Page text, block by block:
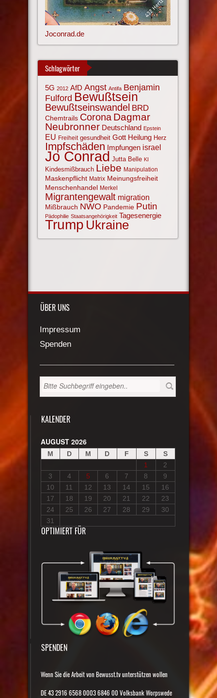
Joconrad.de
Schlagwörter
5G 2012 AfD Angst Antifa Benjamin
Fulford Bewußtsein
Bewußtseinswandel BRD
Chemtrails Corona Dagmar
Neubronner Deutschland Epstein
EU Freiheit gesundheit Gott Heilung Herz
Impfschäden Impfungen israel
Jo Conrad Jutta Belle KI
Kindesmißbrauch Liebe Manipulation
Maskenpflicht Matrix Meinungsfreiheit
Menschenhandel Merkel
Migrantengewalt migration
Mißbrauch NWO Pandemie Putin
Pädophilie Staatsangehörigkeit Tagesenergie
Trump Ukraine
ÜBER UNS
Impressum
Spenden
KALENDER
AUGUST 2026
M D M D F S
S
1
2
3
4 5 6 7 8
9
10
11 12 13 14 15
16
17
18 19 20 21 22
23
24
25 26 27 28 29
30
31
OPTIMIERT FÜR
SPENDEN
Wenn Sie die Arbeit von Bewusst.tv unterstützen wollen
DE 43 2916 6568 0003 6846 00 Volksbank Worpswede